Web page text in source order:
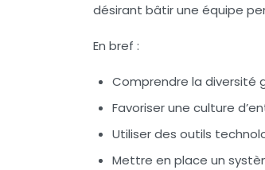
désirant bâtir une équipe
En bref :
Comprendre la diversité
Favoriser une culture
Utiliser des outils
Mettre en place un